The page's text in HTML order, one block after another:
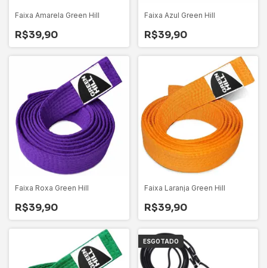
Faixa Amarela Green Hill
R$39,90
Faixa Azul Green Hill
R$39,90
Faixa Roxa Green Hill
R$39,90
Faixa Laranja Green Hill
R$39,90
ESGOTADO